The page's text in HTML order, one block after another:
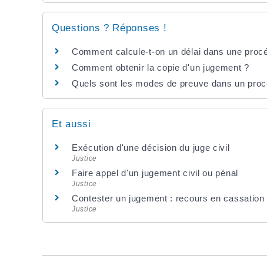
Questions ? Réponses !
Comment calcule-t-on un délai dans une
Comment obtenir la copie d'un jugement ?
Quels sont les modes de preuve dans un
Et aussi
Exécution d'une décision du juge civil
Justice
Faire appel d'un jugement civil ou pénal
Justice
Contester un jugement : recours en cassation
Justice